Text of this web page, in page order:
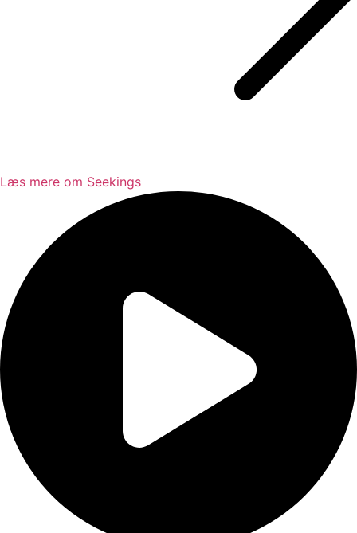
Læs mere om Seekings